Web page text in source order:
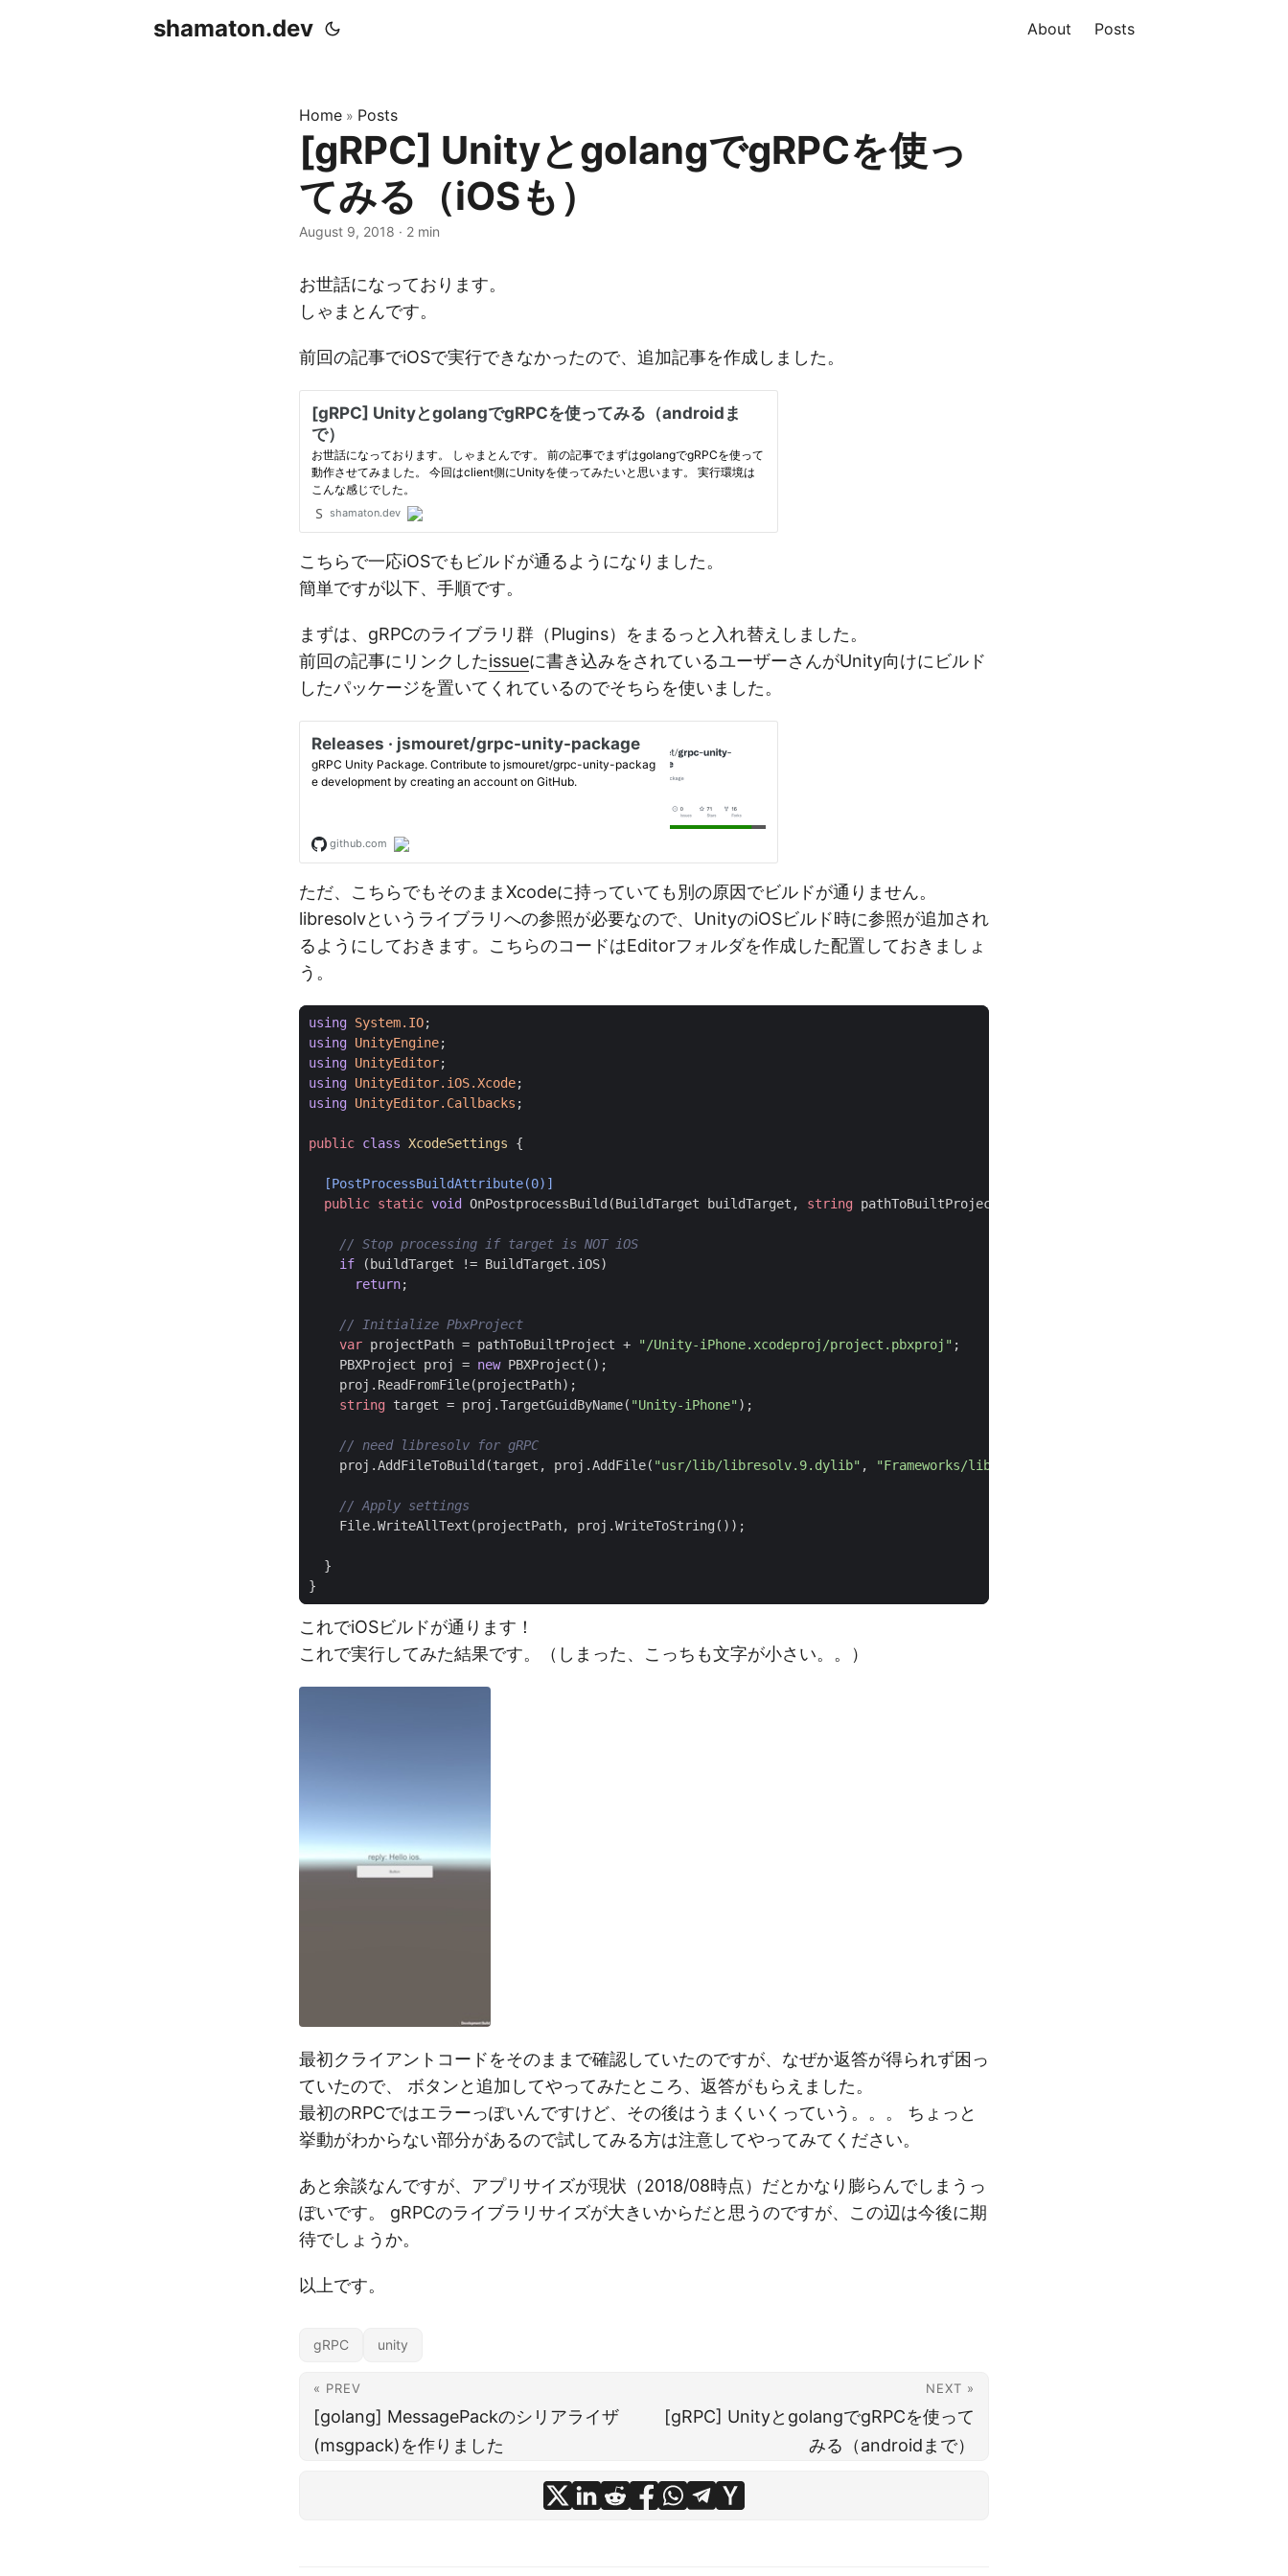
shamaton.dev About Posts
Home » Posts
[gRPC] UnityとgolangでgRPCを使っ
てみる（iOSも）
August 9, 2018 · 2 min
お世話になっております。
しゃまとんです。
前回の記事でiOSで実行できなかったので、追加記事を作成しました。
こちらで一応iOSでもビルドが通るようになりました。
簡単ですが以下、手順です。
まずは、gRPCのライブラリ群（Plugins）をまるっと入れ替えしました。
前回の記事にリンクしたissueに書き込みをされているユーザーさんがUnity向けにビルド
したパッケージを置いてくれているのでそちらを使いました。
ただ、こちらでもそのままXcodeに持っていても別の原因でビルドが通りません。
libresolvというライブラリへの参照が必要なので、UnityのiOSビルド時に参照が追加され
るようにしておきます。こちらのコードはEditorフォルダを作成した配置しておきましょ
う。
using System.IO;
using UnityEngine;
using UnityEditor;
using UnityEditor.iOS.Xcode;
using UnityEditor.Callbacks ;
public class XcodeSettings {
  [PostProcessBuildAttribute(0)]
public static void OnPostprocessBuild (BuildTarget buildTarget , string pathToBuiltProject
// Stop processing if target is NOT iOS
if
( buildTarget != BuildTarget . iOS)
return;
// Initialize PbxProject
var projectPath = pathToBuiltProject + "/Unity-iPhone.xcodeproj/project.pbxproj" ;
PBXProject
proj = new PBXProject ();
proj . ReadFromFile(projectPath);
string target = proj .TargetGuidByName( "Unity-iPhone");
// need libresolv for gRPC
proj .AddFileToBuild (target , proj .AddFile( "usr/lib/libresolv.9.dylib" , "Frameworks/libresolv.9.dylib"
// Apply settings
File.WriteAllText (projectPath, proj .WriteToString ());
}
}
これでiOSビルドが通ります！
これで実行してみた結果です。（しまった、こっちも文字が小さい。。）
最初クライアントコードをそのままで確認していたのですが、なぜか返答が得られず困っ
ていたので、 ボタンと追加してやってみたところ、返答がもらえました。
最初のRPCではエラーっぽいんですけど、その後はうまくいくっていう。。。 ちょっと
挙動がわからない部分があるので試してみる方は注意してやってみてください。
あと余談なんですが、アプリサイズが現状（2018/08時点）だとかなり膨らんでしまうっ
ぽいです。 gRPCのライブラリサイズが大きいからだと思うのですが、この辺は今後に期
待でしょうか。
以上です。
gRPC unity
« PREV
[golang] MessagePackのシリアライザ
(msgpack)を作りました
NEXT »
[gRPC] UnityとgolangでgRPCを使って
みる（androidまで）